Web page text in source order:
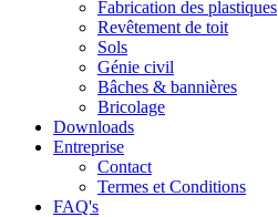
Fabrication des plastiques
Revêtement de toit
Sols
Génie civil
Bâches & bannières
Bricolage
Downloads
Entreprise
Contact
Termes et Conditions
FAQ's